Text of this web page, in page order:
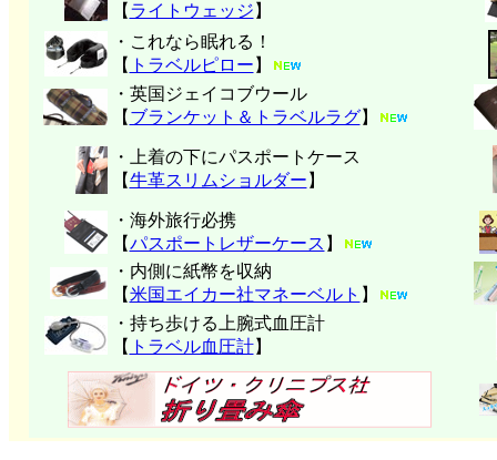
【 ライトウェッジ 】
・これなら眠れる！
【 トラベルピロー 】
・英国ジェイコブウール
【 ブランケット＆トラベルラグ】
・上着の下にパスポートケース
【牛革スリムショルダー 】
・海外旅行必携
【パスポートレザーケース 】
・内側に紙幣を収納
【米国エイカー社マネーベルト 】
・持ち歩ける上腕式血圧計
【 トラベル血圧計】